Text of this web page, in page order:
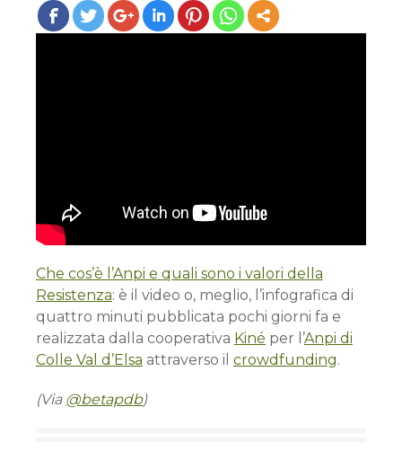
Che cos’è l’Anpi e quali sono i valori della
Resistenza: è il video o, meglio, l’infografica di
quattro minuti pubblicata pochi giorni fa e
realizzata dalla cooperativa Kiné per l’Anpi di
Colle Val d’Elsa attraverso il crowdfunding.
(Via @betapdb)